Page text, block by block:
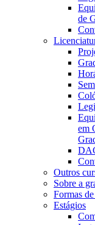
de
em
Outros
Sobre a
Formas
Estágios